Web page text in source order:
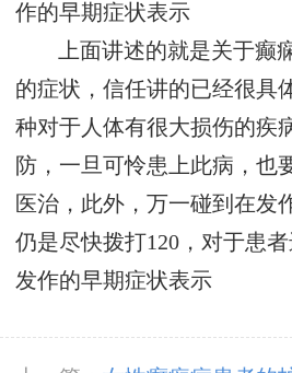
作的早期症状表示
上面讲述的就是关于癫
的症状，信任讲的已经很具
种对于人体有很大损伤的疾
防，一旦可怜患上此病，也
医治，此外，万一碰到在发
仍是尽快拨打120，对于患
发作的早期症状表示